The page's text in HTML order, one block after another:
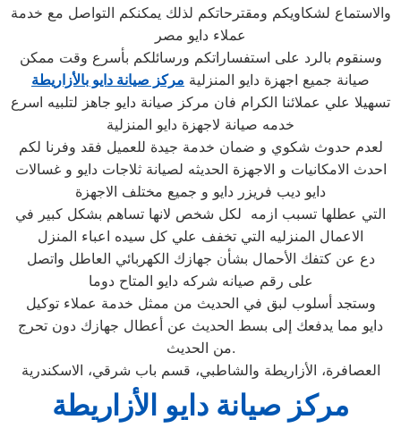
والاستماع لشكاويكم ومقترحاتكم لذلك يمكنكم التواصل مع خدمة
عملاء دايو مصر
وسنقوم بالرد على استفساراتكم ورسائلكم بأسرع وقت ممكن
صيانة جميع اجهزة دايو المنزلية مركز صيانة دايو بالأزاريطة
تسهيلا علي عملائنا الكرام فان مركز صيانة دايو جاهز لتلبيه اسرع
خدمه صيانة لاجهزة دايو المنزلية
لعدم حدوث شكوي و ضمان خدمة جيدة للعميل فقد وفرنا لكم
احدث الامكانيات و الاجهزة الحديثه لصيانة ثلاجات دايو و غسالات
دايو ديب فريزر دايو و جميع مختلف الاجهزة
التي عطلها تسبب ازمه لكل شخص لانها تساهم بشكل كبير في
الاعمال المنزليه التي تخفف علي كل سيده اعباء المنزل
دع عن كتفك الأحمال بشأن جهازك الكهربائي العاطل واتصل
على رقم صيانه شركه دايو المتاح دوما
وستجد أسلوب لبق في الحديث من ممثل خدمة عملاء توكيل
دايو مما يدفعك إلى بسط الحديث عن أعطال جهازك دون تحرج
من الحديث.
العصافرة، الأزاريطة والشاطبي، قسم باب شرقي، الاسكندرية
مركز صيانة دايو الأزاريطة